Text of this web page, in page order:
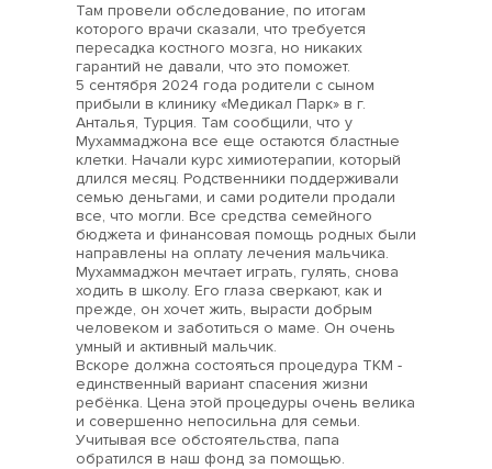
Там провели обследование, по итогам
которого врачи сказали, что требуется
пересадка костного мозга, но никаких
гарантий не давали, что это поможет.
5 сентября 2024 года родители с сыном
прибыли в клинику «Медикал Парк» в г.
Анталья, Турция. Там сообщили, что у
Мухаммаджона все еще остаются бластные
клетки. Начали курс химиотерапии, который
длился месяц. Родственники поддерживали
семью деньгами, и сами родители продали
все, что могли. Все средства семейного
бюджета и финансовая помощь родных были
направлены на оплату лечения мальчика.
Мухаммаджон мечтает играть, гулять, снова
ходить в школу. Его глаза сверкают, как и
прежде, он хочет жить, вырасти добрым
человеком и заботиться о маме. Он очень
умный и активный мальчик.
Вскоре должна состояться процедура ТКМ -
единственный вариант спасения жизни
ребёнка. Цена этой процедуры очень велика
и совершенно непосильна для семьи.
Учитывая все обстоятельства, папа
обратился в наш фонд за помощью.